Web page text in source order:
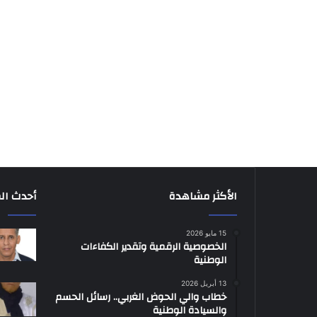
الأكثر مشاهدة
15 مايو 2026
الخصوصية الرقمية وتقدير الكفاءات
الوطنية
13 أبريل 2026
خطاب والي الحوض الغربي.. رسائل الحسم
والسيادة الوطنية
أحدث